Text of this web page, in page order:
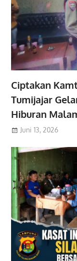
Ciptakan
Tumijajar
Hiburan
Juni 13, 2026